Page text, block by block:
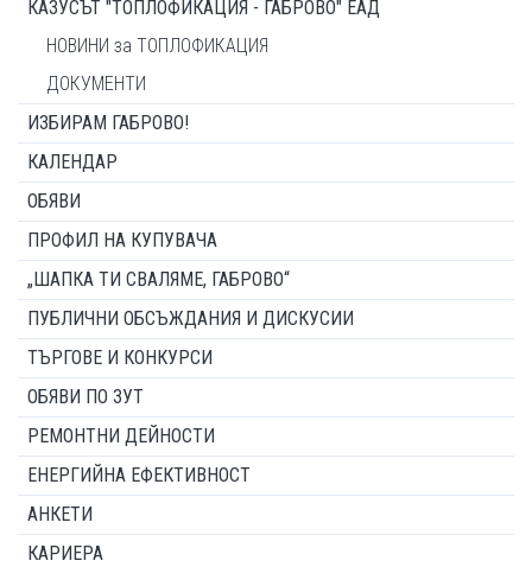
КАЗУСЪТ "ТОПЛОФИКАЦИЯ - ГАБРОВО" ЕАД
НОВИНИ за ТОПЛОФИКАЦИЯ
ДОКУМЕНТИ
ИЗБИРАМ ГАБРОВО!
КАЛЕНДАР
ОБЯВИ
ПРОФИЛ НА КУПУВАЧА
„ШАПКА ТИ СВАЛЯМЕ, ГАБРОВО“
ПУБЛИЧНИ ОБСЪЖДАНИЯ И ДИСКУСИИ
ТЪРГОВЕ И КОНКУРСИ
ОБЯВИ ПО ЗУТ
РЕМОНТНИ ДЕЙНОСТИ
ЕНЕРГИЙНА ЕФЕКТИВНОСТ
АНКЕТИ
КАРИЕРА